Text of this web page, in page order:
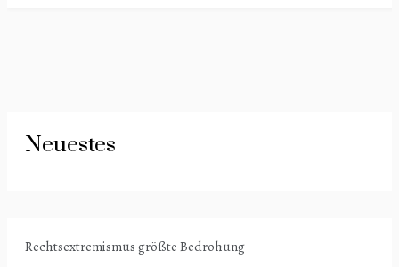
Neuestes
Rechtsextremismus größte Bedrohung